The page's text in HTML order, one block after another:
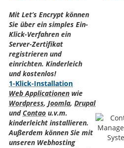
Mit Let’s Encrypt können
Sie über ein simples Ein-
Klick-Verfahren ein
Server-Zertifikat
registrieren und
einrichten. Kinderleich
und kostenlos!
1-Klick-Installation
Web Applicationen wie
Wordpress, Joomla, Drupal
und Contao u.v.m.
kinderleicht installieren.
Außerdem können Sie mit
unseren Webhosting